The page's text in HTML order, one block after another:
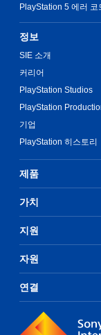
PlayStation 5 에러 코
정보
SIE 소개
커리어
PlayStation Studios
PlayStation
기업
PlayStation 히스토리
제품
가치
지원
자원
연결